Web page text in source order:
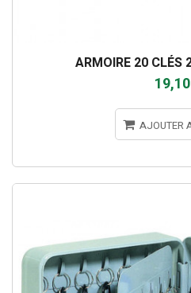
ARMOIRE 20 CLÉS
AJOUTER